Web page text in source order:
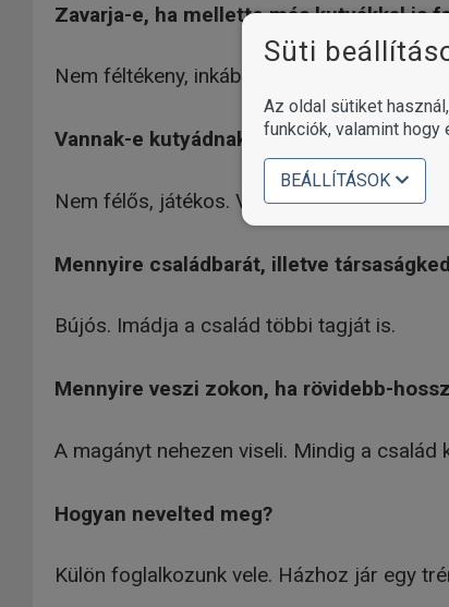
Zavarja-e, ha mellette más kutyákkal is
Nem féltékeny, inkább játékos
Vannak-e kutyádnak "barátai" a többi
Nem félős, játékos. Vannak kutya ismerősök
Mennyire családbarát, illetve
Bújós. Imádja a család többi tagját is.
Mennyire veszi zokon, ha rövidebb-
A magányt nehezen viseli. Mindig a család
Hogyan nevelted meg?
Külön foglalkozunk vele. Házhoz jár egy
Süti
Az oldal sütiket
funkciók, valamint hogy
BEÁLLÍTÁSOK